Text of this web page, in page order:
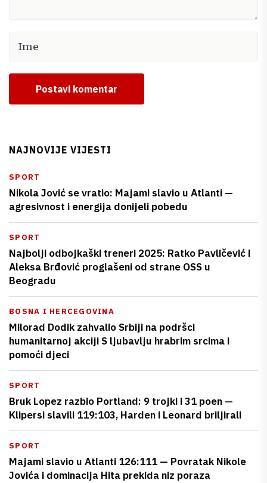
Postavi komentar
NAJNOVIJE VIJESTI
SPORT
Nikola Jović se vratio: Majami slavio u Atlanti —
agresivnost i energija donijeli pobedu
SPORT
Najbolji odbojkaški treneri 2025: Ratko Pavličević i
Aleksa Brđović proglašeni od strane OSS u
Beogradu
BOSNA I HERCEGOVINA
Milorad Dodik zahvalio Srbiji na podršci
humanitarnoj akciji S ljubavlju hrabrim srcima i
pomoći djeci
SPORT
Bruk Lopez razbio Portland: 9 trojki i 31 poen —
Klipersi slavili 119:103, Harden i Leonard briljirali
SPORT
Majami slavio u Atlanti 126:111 — Povratak Nikole
Jovića i dominacija Hita prekida niz poraza